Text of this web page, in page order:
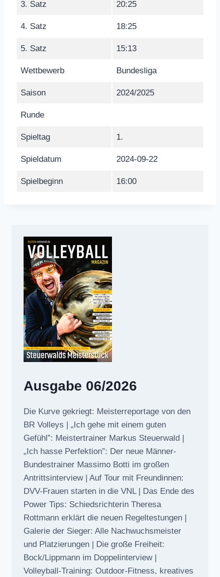
3. Satz 20:25
4. Satz 18:25
5. Satz 15:13
Wettbewerb Bundesliga
Saison 2024/2025
Runde
Spieltag 1.
Spieldatum 2024-09-22
Spielbeginn 16:00
Ausgabe 06/2026
Die Kurve gekriegt: Meisterreportage von den
BR Volleys | „Ich gehe mit einem guten
Gefühl”: Meistertrainer Markus Steuerwald |
„Ich hasse Perfektion”: Der neue Männer-
Bundestrainer Massimo Botti im großen
Antrittsinterview | Auf Tour mit Freundinnen:
DVV-Frauen starten in die VNL | Das Ende des
Power Tips: Schiedsrichterin Theresa
Rottmann erklärt die neuen Regeltestungen |
Galerie der Sieger: Alle Nachwuchsmeister
und Platzierungen | Die große Freiheit:
Bock/Lippmann im Doppelinterview |
Volleyball-Training: Outdoor-Fitness, kreatives